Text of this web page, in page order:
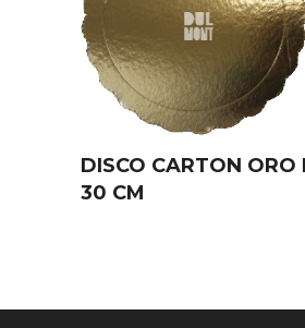
DISCO CARTON ORO
30 CM